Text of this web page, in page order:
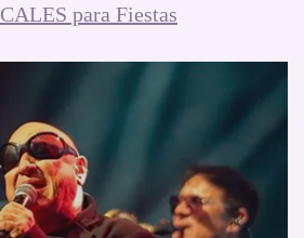
para Fiestas